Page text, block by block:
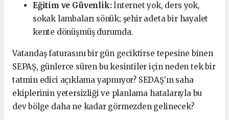
Eğitim ve Güvenlik:İnternet yok, ders yok,
sokak lambaları sönük; şehir adeta bir hayalet
kente dönüşmüş durumda.
Vatandaş faturasını bir gün geciktirse tepesine binen
SEPAŞ, günlerce süren bu kesintiler için neden tek bir
tatmin edici açıklama yapmıyor? SEDAŞ’ın saha
ekiplerinin yetersizliği ve planlama hatalarıyla bu
dev bölge daha ne kadar görmezden gelinecek?